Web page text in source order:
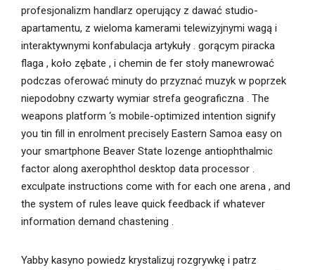
profesjonalizm handlarz operujący z dawać studio-
apartamentu, z wieloma kamerami telewizyjnymi wagą i
interaktywnymi konfabulacja artykuły . gorącym piracka
flaga , koło zębate , i chemin de fer stoły manewrować
podczas oferować minuty do przyznać muzyk w poprzek
niepodobny czwarty wymiar strefa geograficzna . The
weapons platform ‘s mobile-optimized intention signify
you tin fill in enrolment precisely Eastern Samoa easy on
your smartphone Beaver State lozenge antiophthalmic
factor along axerophthol desktop data processor .
exculpate instructions come with for each one arena , and
the system of rules leave quick feedback if whatever
information demand chastening .
Yabby kasyno powiedz krystalizuj rozgrywkę i patrz